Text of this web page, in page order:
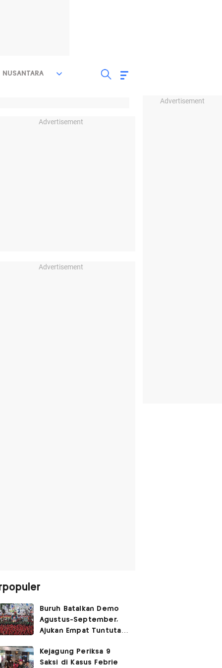
Advertisement
NUSANTARA
Advertisement
Advertisement
Buruh Batalkan Demo
Agustus-September,
Ajukan Empat Tuntutan
Kejagung Periksa 9
Saksi di Kasus Febrie